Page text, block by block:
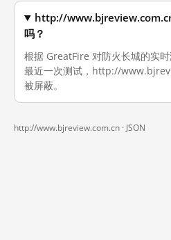
http://
吗？
根据 GreatFire 对防火长城的实
最近一次测试，http://
被屏蔽。
http://www.bjreview.com.cn · JSON